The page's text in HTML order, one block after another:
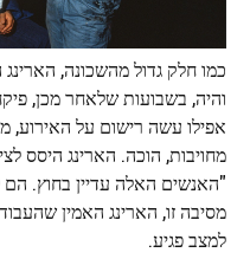
כמו חלק גדול מהשכונה,
והיה, בשבועות שלאחר מכן,
אפילו עשה רישום על האירוע,
מחויבות, הוכה. הארינג היסס
"האנשים האלה עדיין בחוץ.
מסיבה זו, הארינג האמין
למצב פגיע.